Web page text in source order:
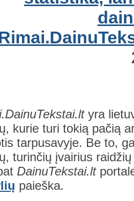
yra
kurie turi tokią pačią
tarpusavyje. Be to,
turinčių įvairius
DainuTekstai.lt
paieška.